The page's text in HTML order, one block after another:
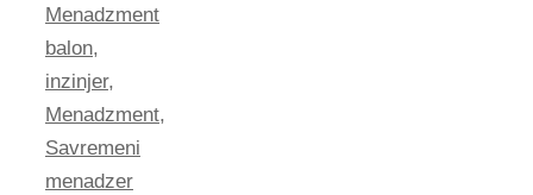
Menadzment
balon,
inzinjer,
Menadzment,
Savremeni
menadzer